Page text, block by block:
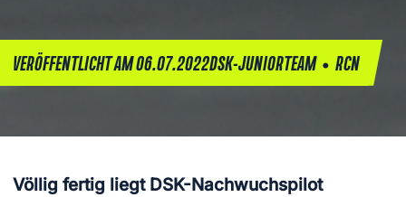
VERÖFFENTLICHT AM 06.07.2022DSK-JUNIORTEAM•RCN
Völlig fertig liegt DSK-Nachwuchspilot